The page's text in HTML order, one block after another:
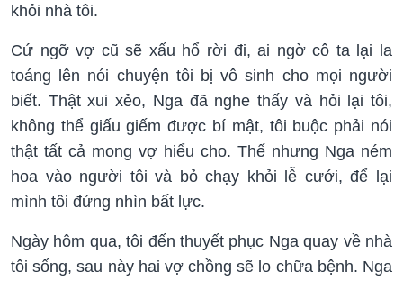
khỏi nhà tôi.
Cứ ngỡ vợ cũ sẽ xấu hổ rời đi, ai ngờ cô ta lại la
toáng lên nói chuyện tôi bị vô sinh cho mọi người
biết. Thật xui xẻo, Nga đã nghe thấy và hỏi lại tôi,
không thể giấu giếm được bí mật, tôi buộc phải nói
thật tất cả mong vợ hiểu cho. Thế nhưng Nga ném
hoa vào người tôi và bỏ chạy khỏi lễ cưới, để lại
mình tôi đứng nhìn bất lực.
Ngày hôm qua, tôi đến thuyết phục Nga quay về nhà
tôi sống, sau này hai vợ chồng sẽ lo chữa bệnh. Nga